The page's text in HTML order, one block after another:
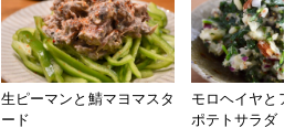
生ピーマンと鯖マヨマスタ
ード
モロヘイヤと
ポテトサラダ